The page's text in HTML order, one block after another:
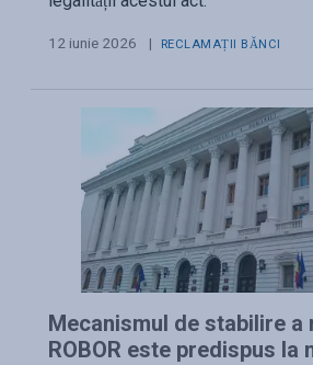
12 iunie 2026 | RECLAMAȚII BĂNCI
Mecanismul de stabilire a
ROBOR este predispus la